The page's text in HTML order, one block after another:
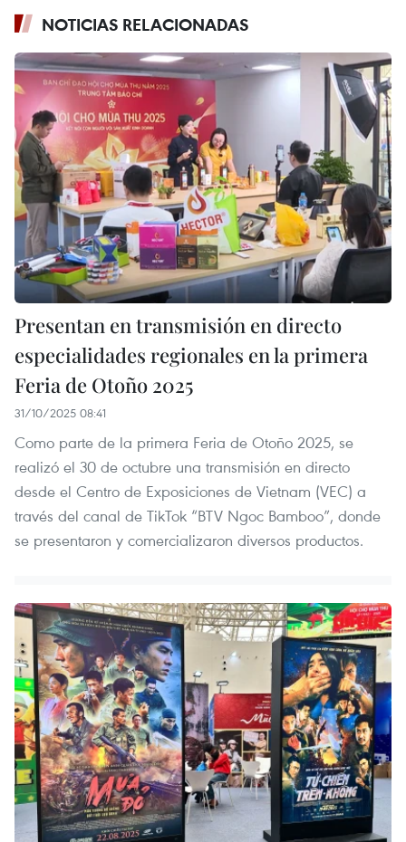
NOTICIAS RELACIONADAS
Presentan en transmisión en directo
especialidades regionales en la primera
Feria de Otoño 2025
31/10/2025 08:41
Como parte de la primera Feria de Otoño 2025, se
realizó el 30 de octubre una transmisión en directo
desde el Centro de Exposiciones de Vietnam (VEC) a
través del canal de TikTok “BTV Ngoc Bamboo”, donde
se presentaron y comercializaron diversos productos.